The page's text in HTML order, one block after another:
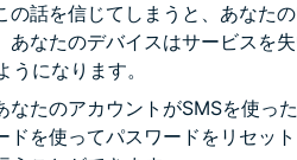
の話を信じてしまうと、あなた
あなたのデバイスはサービスを
うになります。
なたのアカウントがSMSを使った
を使ってパスワードをリセッ